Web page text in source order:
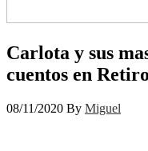
Carlota y sus
cuentos en Retiro
08/11/2020 By Miguel